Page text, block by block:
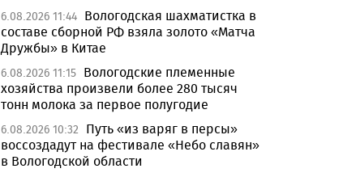
6.08.2026 11:44 Вологодская шахматистка в
составе сборной РФ взяла золото «Матча
Дружбы» в Китае
6.08.2026 11:15 Вологодские племенные
хозяйства произвели более 280 тысяч
тонн молока за первое полугодие
6.08.2026 10:32
Путь «из варяг в персы»
воссоздадут на фестивале «Небо славян»
в Вологодской области